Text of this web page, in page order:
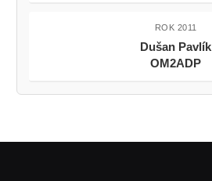
ROK 2011
Dušan Pavlík
OM2ADP